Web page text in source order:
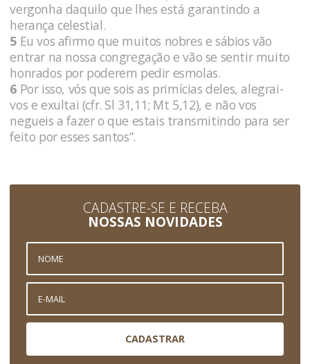
vergonha daquilo que lhes está garantindo a
herança celestial.
5 Eu vos afirmo que muitos nobres e sábios vão
entrar na nossa congregação e vão se sentir muito
honrados por poderem pedir esmolas.
6 Por isso, vós que sois as primícias deles, alegrai-
vos e exultai (cfr. Sl 31,11; Mt 5,12), e não vos
negueis a fazer o que estais transmitindo para ser
feito por esses santos”.
CADASTRE-SE E RECEBA
NOSSAS NOVIDADES
CADASTRAR